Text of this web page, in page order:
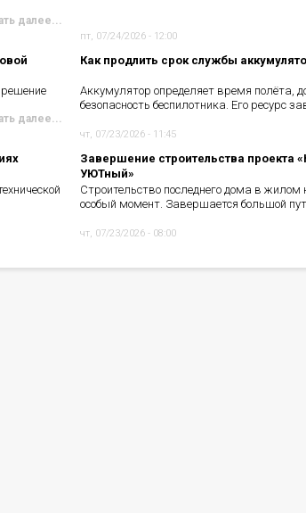
далее...
далее...
пт, 07/24/2026 - 12:00
Как продлить срок службы
Аккумулятор определяет время полёта,
безопасность беспилотника. Его ресурс
чт, 07/23/2026 - 11:45
Завершение строительства проекта
УЮТный»
Строительство последнего дома в жилом
особый момент. Завершается большой
чт, 07/23/2026 - 08:00